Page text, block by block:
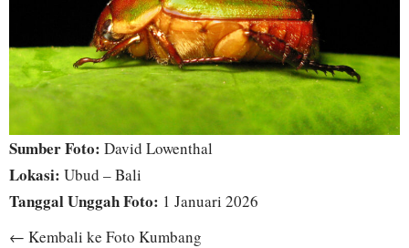
Sumber Foto: David Lowenthal
Lokasi: Ubud – Bali
Tanggal Unggah Foto: 1 Januari 2026
← Kembali ke Foto Kumbang